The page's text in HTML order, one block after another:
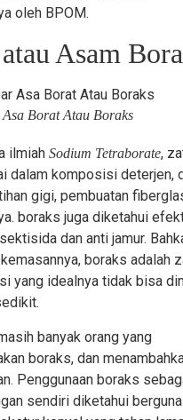
oleh BPOM.
Asam
Borat Atau Boraks
ilmiahSodium Tetraborate,
dalam komposisi deterjen,
gigi, pembuatan
boraks juga diketahui
dan anti jamur.
boraks adalah
yang idealnya tidak bisa
banyak orang yang
boraks, dan
Penggunaan boraks
sendiri diketahui